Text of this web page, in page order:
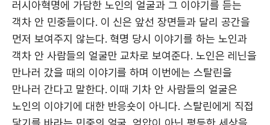
러시아혁명에 가담한 노인의 얼굴과 그 이야기를 듣는
객차 안 민중들이다. 이 신은 앞선 장면들과 달리 공간을
먼저 보여주지 않는다. 혁명 당시 이야기를 하는 노인과
객차 안 사람들의 얼굴만 교차로 보여준다. 노인은 레닌을
만나러 갔을 때의 이야기를 하며 이번에는 스탈린을
만나러 간다고 말한다. 이때 기차 안 사람들의 얼굴은
노인의 이야기에 대한 반응숏이 아니다. 스탈린에게 직접